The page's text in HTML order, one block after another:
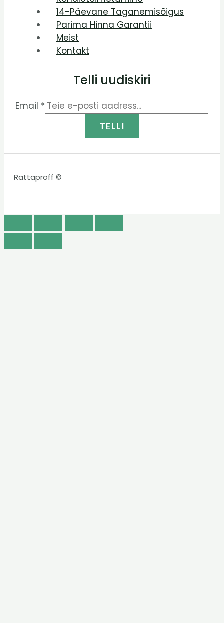
14-Päevane Taganemisõigus
Parima Hinna Garantii
Meist
Kontakt
Telli uudiskiri
Email *
TELLI
Rattaproff ©